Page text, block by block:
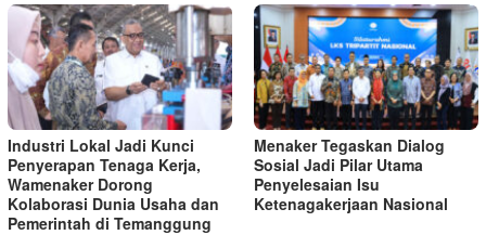
Industri Lokal Jadi Kunci
Penyerapan Tenaga Kerja,
Wamenaker Dorong
Kolaborasi Dunia Usaha dan
Pemerintah di Temanggung
Menaker Tegaskan Dialog
Sosial Jadi Pilar Utama
Penyelesaian Isu
Ketenagakerjaan Nasional